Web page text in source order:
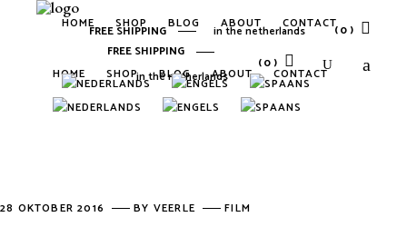
HOME SHOP BLOG ABOUT CONTACT
FREE SHIPPING
in the netherlands
(0)
HOME SHOP BLOG ABOUT CONTACT
FREE SHIPPING in the netherlands (0)
No products in the cart.
28 OKTOBER 2016 BY VEERLE FILM